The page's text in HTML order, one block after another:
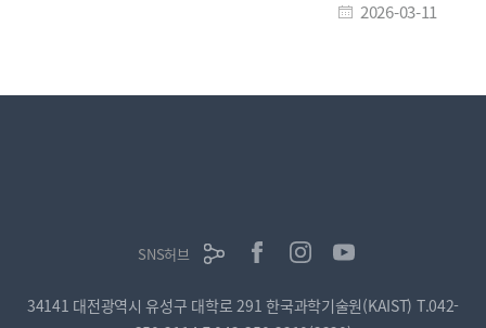
2026-03-11
SNS허브
34141 대전광역시 유성구 대학로 291 한국과학기술원(KAIST) T.042-